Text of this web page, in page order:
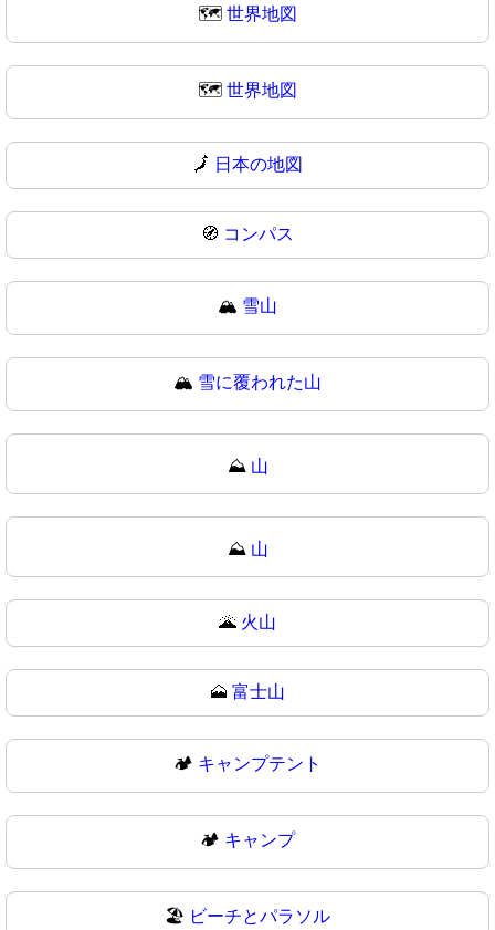
🗺️ 世界地図
🗺 世界地図
🗾 日本の地図
🧭 コンパス
🏔️ 雪山
🏔 雪に覆われた山
⛰️ 山
⛰ 山
🌋 火山
🗻 富士山
🏕️ キャンプテント
🏕 キャンプ
🏖️ ビーチとパラソル